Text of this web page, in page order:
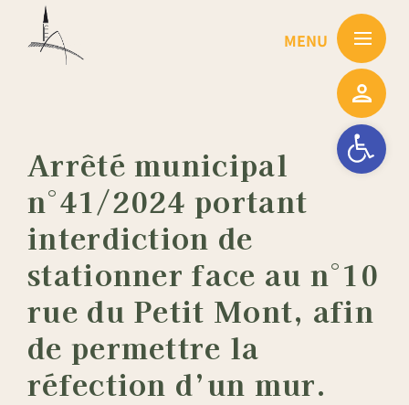
Ouvrir la
Arrêté municipal
n°41/2024 portant
interdiction de
stationner face au n°10
rue du Petit Mont, afin
de permettre la
réfection d’un mur.